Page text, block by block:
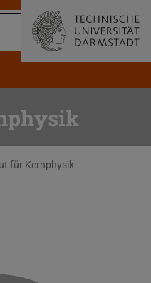
für Kernphysik